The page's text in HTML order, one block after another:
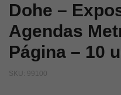
Dohe –
Agendas
Página – 10
SKU: 99100